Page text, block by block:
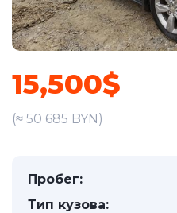
15,500$
(≈ 50 685 BYN)
Пробег:
Тип кузова: